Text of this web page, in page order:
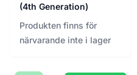
(4th Generation)
Produkten finns för
närvarande inte i lager